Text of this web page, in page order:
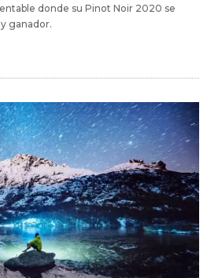
donde su Pinot Noir 2020 se
ganador.